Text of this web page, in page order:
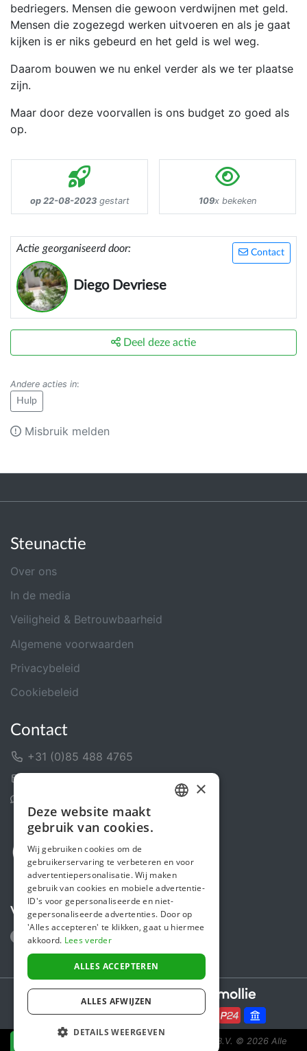
bedriegers. Mensen die gewoon verdwijnen met geld.
Mensen die zogezegd werken uitvoeren en als je gaat
kijken is er niks gebeurd en het geld is wel weg.
Daarom bouwen we nu enkel verder als we ter plaatse
zijn.
Maar door deze voorvallen is ons budget zo goed als
op.
op 22-08-2023gestart 109x bekeken
Contact
Actie georganiseerd door:
Diego Devriese
Deel deze actie
Andere acties in:
Hulp
Misbruik melden
Steunactie
Over ons
In de media
Veiligheid & Betrouwbaarheid
Algemene voorwaarden
Privacybeleid
Cookiebeleid
Contact
+31 (0)85 488 4765
Volg ons
Secure payments powered by
Steunactie is een initiatief van Sponsor Europe B.V. © 2026 Alle
ENGLISH
×
Deze website maakt
gebruik van cookies.
Wij gebruiken cookies om de
gebruikerservaring te verbeteren en voor
advertentiepersonalisatie. Wij maken
gebruik van cookies en mobiele advertentie-
ID's voor gepersonaliseerde en niet-
gepersonaliseerde advertenties. Door op
'Alles accepteren' te klikken, gaat u hiermee
akkoord. Lees verder
ALLES ACCEPTEREN
ALLES AFWIJZEN
DETAILS WEERGEVEN